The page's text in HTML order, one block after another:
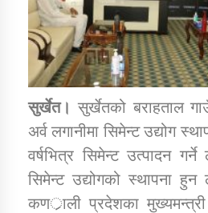
कर्णाली प्रविधि
सामाजिक बिकास
सुर्खेत।सुर्खेतको बराहताल
अर्व लगानीमा सिमेन्ट उद्योग
वर्षभित्र सिमेन्ट उत्पादन गर्ने
सिमेन्ट उद्योगको स्थापना
कणर्ाली प्रदेशका